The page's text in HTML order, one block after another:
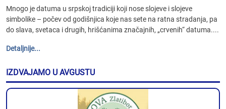
Mnogo je datuma u srpskoj tradiciji koji nose slojeve i slojeve
simbolike – počev od godišnjica koje nas sete na ratna stradanja, pa
do slava, svetaca i drugih, hrišćanima značajnih, „crvenih“ datuma....
Detaljnije...
IZDVAJAMO U AVGUSTU